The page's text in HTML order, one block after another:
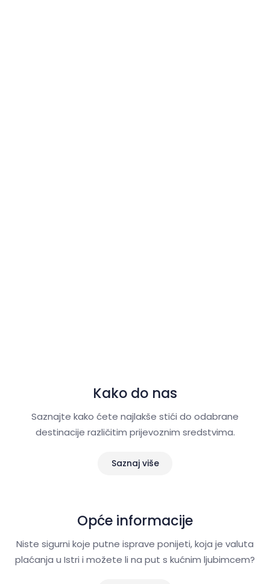
Kako do nas
Saznajte kako ćete najlakše stići do odabrane
destinacije različitim prijevoznim sredstvima.
Saznaj više
Opće informacije
Niste sigurni koje putne isprave ponijeti, koja je valuta
plaćanja u Istri i možete li na put s kućnim ljubimcem?